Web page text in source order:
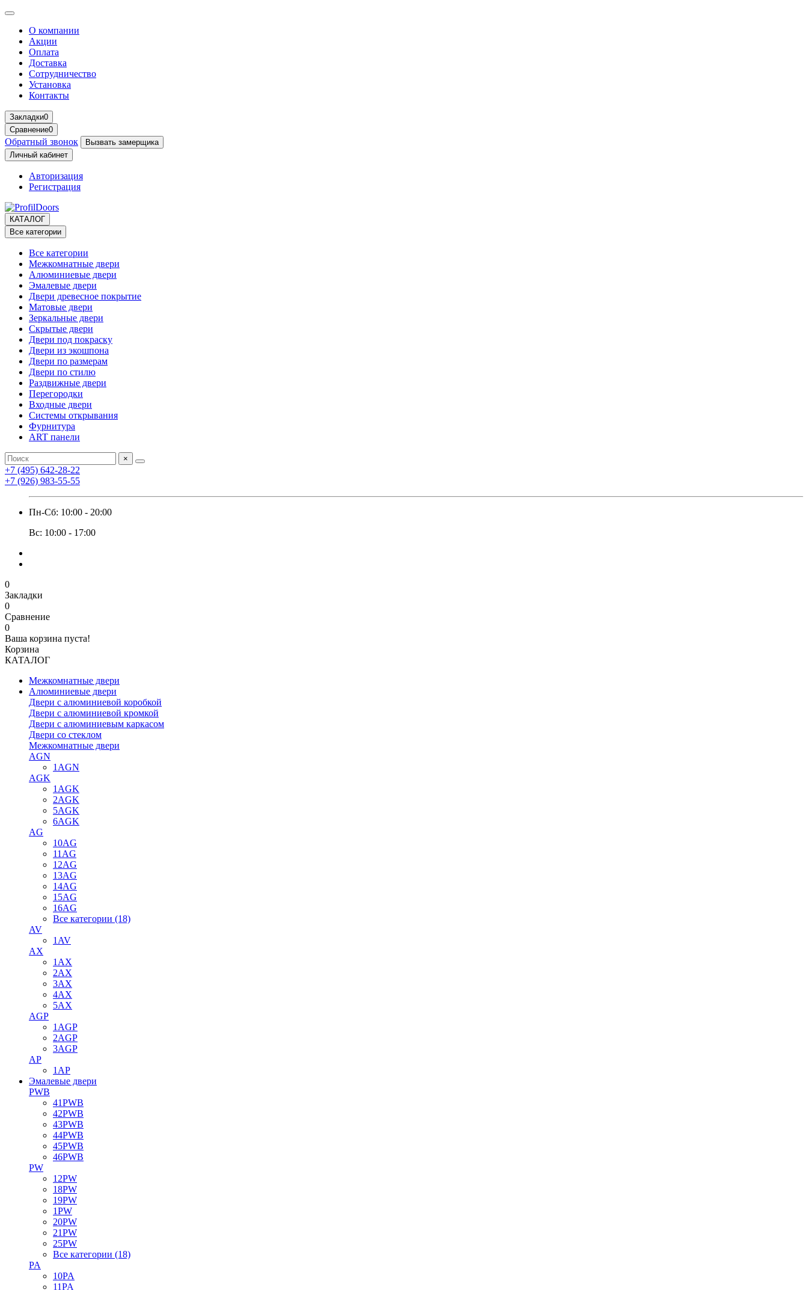
О компании
Акции
Оплата
Доставка
Сотрудничество
Установка
Контакты
Закладки0
Сравнение0
Обратный звонок
Вызвать замерщика
Личный кабинет
Авторизация
Регистрация
КАТАЛОГ
Все категории
Все категории
Межкомнатные двери
Алюминиевые двери
Эмалевые двери
Двери древесное покрытие
Матовые двери
Зеркальные двери
Скрытые двери
Двери под покраску
Двери из экошпона
Двери по размерам
Двери по стилю
Раздвижные двери
Перегородки
Входные двери
Системы открывания
Фурнитура
ART панели
×
+7 (495) 642-28-22
+7 (926) 983-55-55
Пн-Сб: 10:00 - 20:00
Вс: 10:00 - 17:00
0
Закладки
0
Сравнение
0
Ваша корзина пуста!
Корзина
КАТАЛОГ
Межкомнатные двери
Алюминиевые двери
Двери с алюминиевой коробкой
Двери с алюминиевой кромкой
Двери с алюминиевым каркасом
Двери со стеклом
Межкомнатные двери
AGN
1AGN
AGK
1AGK
2AGK
5AGK
6AGK
AG
10AG
11AG
12AG
13AG
14AG
15AG
16AG
Все категории (18)
AV
1AV
AX
1AX
2AX
3AX
4AX
5AX
AGP
1AGP
2AGP
3AGP
AP
1AP
Эмалевые двери
PWB
41PWB
42PWB
43PWB
44PWB
45PWB
46PWB
PW
12PW
18PW
19PW
1PW
20PW
21PW
25PW
Все категории (18)
PA
10PA
11PA